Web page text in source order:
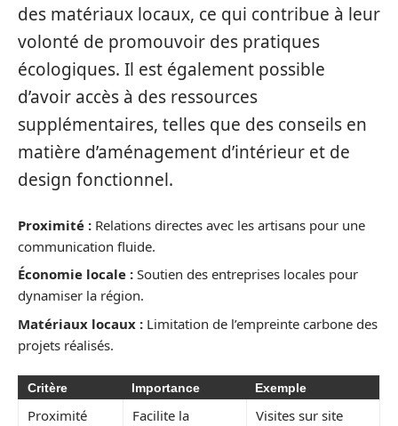
des matériaux locaux, ce qui contribue à leur
volonté de promouvoir des pratiques
écologiques. Il est également possible
d’avoir accès à des ressources
supplémentaires, telles que des conseils en
matière d’aménagement d’intérieur et de
design fonctionnel.
Proximité : Relations directes avec les artisans pour une
communication fluide.
Économie locale : Soutien des entreprises locales pour
dynamiser la région.
Matériaux locaux : Limitation de l’empreinte carbone des
projets réalisés.
Critère Importance Exemple
Proximité
Facilite la
Visites sur site